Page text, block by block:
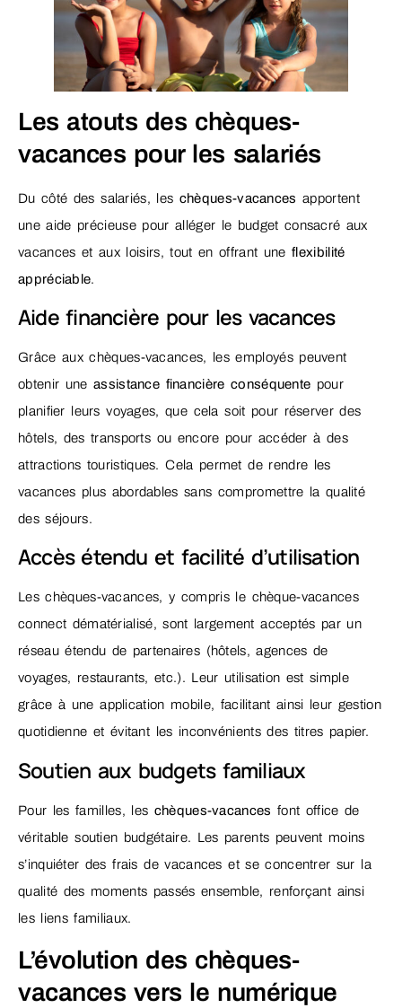
Les atouts des chèques-
vacances pour les salariés
Du côté des salariés, les chèques-vacances apportent
une aide précieuse pour alléger le budget consacré aux
vacances et aux loisirs, tout en offrant uneflexibilité
appréciable.
Aide financière pour les vacances
Grâce aux chèques-vacances, les employés peuvent
obtenir une assistance financière conséquente pour
planifier leurs voyages, que cela soit pour réserver des
hôtels, des transports ou encore pour accéder à des
attractions touristiques. Cela permet de rendre les
vacances plus abordables sans compromettre la qualité
des séjours.
Accès étendu et facilité d’utilisation
Les chèques-vacances, y compris le chèque-vacances
connect dématérialisé, sont largement acceptés par un
réseau étendu de partenaires (hôtels, agences de
voyages, restaurants, etc.). Leur utilisation est simple
grâce à une application mobile, facilitant ainsi leur gestion
quotidienne et évitant les inconvénients des titres papier.
Soutien aux budgets familiaux
Pour les familles, les chèques-vacances font office de
véritable soutien budgétaire. Les parents peuvent moins
s’inquiéter des frais de vacances et se concentrer sur la
qualité des moments passés ensemble, renforçant ainsi
les liens familiaux.
L’évolution des chèques-
vacances vers le numérique